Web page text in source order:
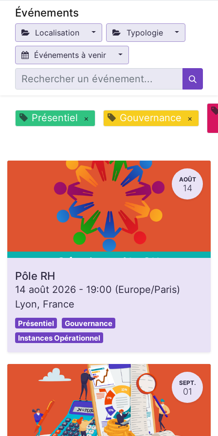
Événements
Localisation Typologie
Événements à venir
Présentiel × Gouvernance ×
AOÛT
14
Pôle RH
14 août 2026 - 19:00 (Europe/Paris)
Lyon, France
Présentiel
Gouvernance
Instances Opérationnel
SEPT.
01